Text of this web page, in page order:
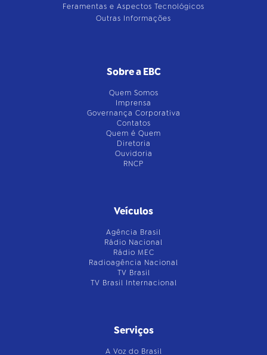
Feramentas e Aspectos Tecnológicos
Outras Informações
Sobre a EBC
Quem Somos
Imprensa
Governança Corporativa
Contatos
Quem é Quem
Diretoria
Ouvidoria
RNCP
Veículos
Agência Brasil
Rádio Nacional
Rádio MEC
Radioagência Nacional
TV Brasil
TV Brasil Internacional
Serviços
A Voz do Brasil